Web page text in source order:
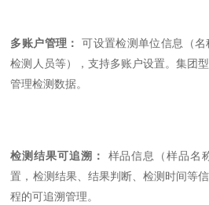
多账户管理：
可设置检测单位信息（名
检测人员等），支持多账户设置。集团
管理检测数据。
检测结果可追溯：
样品信息（样品名
置，检测结果、结果判断、检测时间等
程的可追溯管理。